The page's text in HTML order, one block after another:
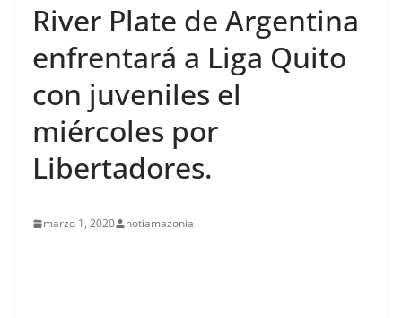
River Plate de Argentina
enfrentará a Liga Quito
con juveniles el
miércoles por
Libertadores.
marzo 1, 2020 notiamazonia